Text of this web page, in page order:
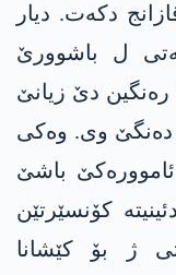
دکەت. دیار
ل باشوورێ
رەنگین دێ زیانێ
دەنگێ وی. وەکی
باشێ
کۆنسێرتێن
ژ بۆ كێشانا